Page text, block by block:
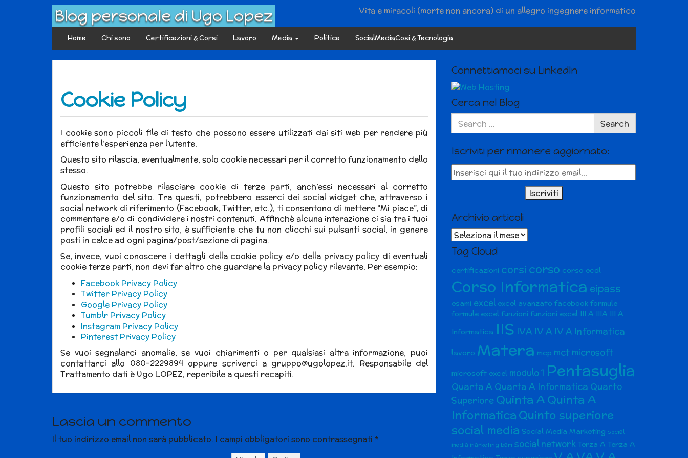
Blog personale di Ugo Lopez Vita e miracoli (morte non ancora) di un allegro ingegnere informatico
Home Chi sono Certificazioni & Corsi Lavoro Media Politica SocialMediaCosi & Tecnologia
Cookie Policy
I cookie sono piccoli file di testo che possono essere utilizzati dai siti web per rendere più
efficiente l’esperienza per l’utente.
Questo sito rilascia, eventualmente, solo cookie necessari per il corretto funzionamento dello
stesso.
Questo sito potrebbe rilasciare cookie di terze parti, anch’essi necessari al corretto
funzionamento del sito. Tra questi, potrebbero esserci dei social widget che, attraverso i
social network di riferimento (Facebook, Twitter, etc.), ti consentono di mettere “Mi piace”, di
commentare e/o di condividere i nostri contenuti. Affinchè alcuna interazione ci sia tra i tuoi
profili sociali ed il nostro sito, è sufficiente che tu non clicchi sui pulsanti social, in genere
posti in calce ad ogni pagina/post/sezione di pagina.
Se, invece, vuoi conoscere i dettagli della cookie policy e/o della privacy policy di eventuali
cookie terze parti, non devi far altro che guardare la privacy policy rilevante. Per esempio:
Facebook Privacy Policy
Twitter Privacy Policy
Google Privacy Policy
Tumblr Privacy Policy
Instagram Privacy Policy
Pinterest Privacy Policy
Se vuoi segnalarci anomalie, se vuoi chiarimenti o per qualsiasi altra informazione, puoi
contattarci allo 080-2229894 oppure scriverci a gruppo@ugolopez.it. Responsabile del
Trattamento dati è Ugo LOPEZ, reperibile a questi recapiti.
Lascia un commento
Il tuo indirizzo email non sarà pubblicato. I campi obbligatori sono contrassegnati *
Connettiamoci su LinkedIn
Cerca nel Blog
Search
for:
Search
Iscriviti per rimanere aggiornato:
Archivio articoli
Archivio
articoli
Tag Cloud
certificazioni corsi corso corso ecdl
Corso Informatica eipass
esami excel excel avanzato facebook formule
formule excel funzioni funzioni excel III A IIIA III A
Informatica IIS IVA IV A IV A Informatica
lavoro Matera mcp mct microsoft
microsoft excel modulo 1 Pentasuglia
Quarta A Quarta A Informatica Quarto
Superiore Quinta AQuinta A
InformaticaQuinto superiore
social media Social Media Marketing social
media marketing bari social network Terza A Terza A